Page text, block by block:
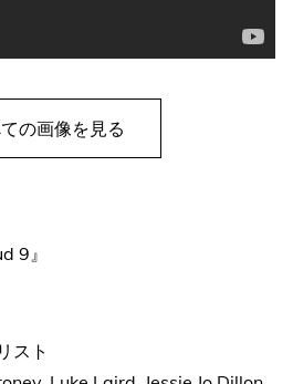
の画像を見る
9』
スト